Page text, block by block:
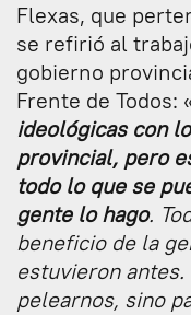
Flexas, que
se refirió al
gobierno
Frente de Todos:
ideológicas con
provincial, pero
todo lo que se
gente lo hago.
beneficio de la
estuvieron
pelearnos, sino